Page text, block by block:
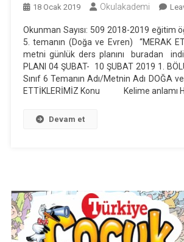
18 Ocak 2019 Okulakademi
Okunman Sayısı: 509 2018-2019 eğitim
5. temanın (Doğa ve Evren) “MERAK
metni günlük ders planını buradan
PLANI 04 ŞUBAT- 10 ŞUBAT 2019 1.
Sınıf 6 Temanın Adı/Metnin Adı DOĞA
ETTİKLERİMİZ Konu Kelime anlamı
Devam et